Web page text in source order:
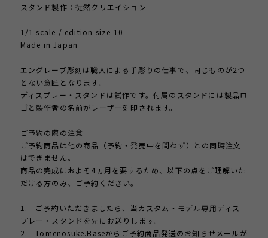
スタンド製作：徒然クリエイション
1/1 scale / edition size 10
Made in Japan
エングレーブ彫刻は職人による手彫りの仕事で、同じものが2つ
とない意匠となります。
ディスプレー・スタンドは試作です。付属のスタンドには製品ロ
ゴと製作者の名前がレーザー刻印されます。
ご予約の際の注意
ご予約商品は他の商品（予約・発売中を問わず）との同時注文
はできません。
商品の完成におよそ4ヵ月を要するため、以下の点をご理解いた
だける方のみ、ご予約ください。
1. ご予約いただきましたら、当カスタム・モデル専用ディス
プレー・スタンドを先にお送りします。
2. Tomenosuke.Baseからご予約商品発送のお知らせメールが